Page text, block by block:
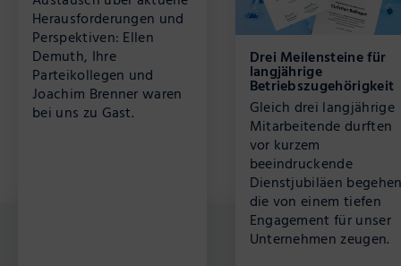
Herausforderungen und
Perspektiven: Ellen
Demuth, Ihre
Parteikollegen und
Joachim Brenner waren
bei uns zu Gast.
Drei Meilensteine für
langjährige
Betriebszugehörigkeit
Gleich drei langjährige
Mitarbeitende durften
vor kurzem
beeindruckende
Dienstjubiläen
die von einem tiefen
Engagement für unser
Unternehmen zeugen.